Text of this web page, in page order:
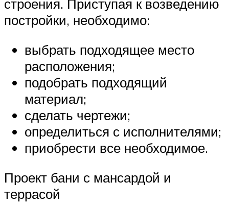
строения. Приступая к возведению
постройки, необходимо:
выбрать подходящее место
расположения;
подобрать подходящий
материал;
сделать чертежи;
определиться с исполнителями;
приобрести все необходимое.
Проект бани с мансардой и
террасой